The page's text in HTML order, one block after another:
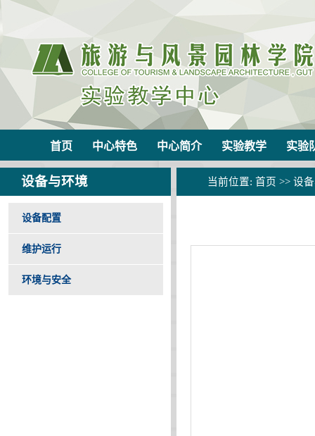
首页 中心特色 中心简介 实验教学 实验
设备与环境
设备配置
维护运行
环境与安全
当前位置: 首页 >> 设